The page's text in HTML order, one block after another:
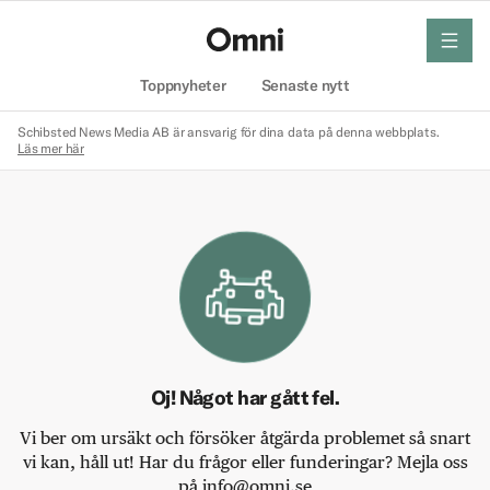
Toppnyheter Senaste nytt
meny
Schibsted News Media AB är ansvarig för dina data på denna webbplats.
Läs mer här
Oj! Något har gått fel.
Vi ber om ursäkt och försöker åtgärda problemet så snart
vi kan, håll ut! Har du frågor eller funderingar? Mejla oss